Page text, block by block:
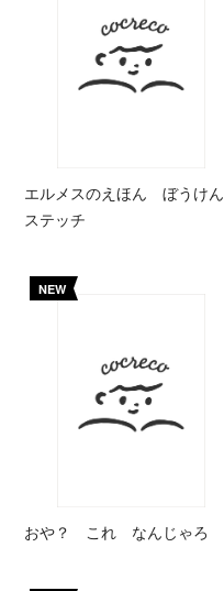
エルメスのえほん ぼうけん
ステッチ
NEW
おや？ これ なんじゃろ